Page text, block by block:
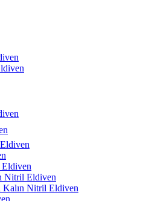
Nitril Eldiven
Kalın Nitril Eldiven